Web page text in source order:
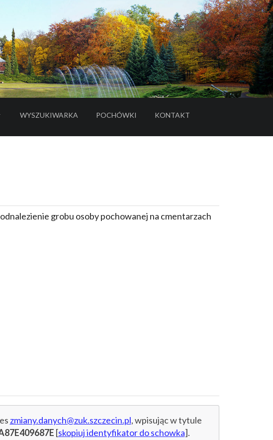
WYSZUKIWARKA POCHÓWKI
- LINK DO SERWISU ZEWNĘTRZNEGO
KONTAKT
grobu osoby pochowanej na cmentarzach
zmiany.danych@zuk.szczecin.pl, wpisując w tytule
[skopiuj identyfikator do schowka].